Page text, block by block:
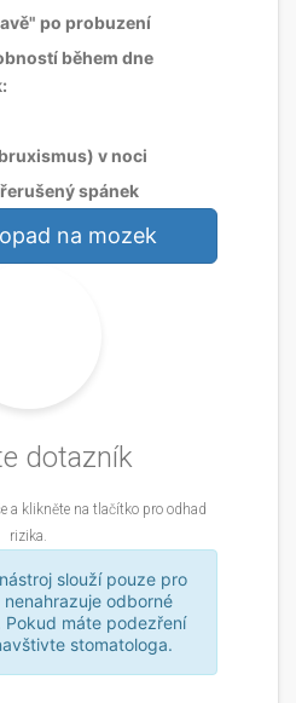
po probuzení
během dne
v noci
spánek
na mozek
dotazník
a klikněte na tlačítko pro odhad
rizika.
slouží pouze pro
odborné
Pokud máte podezření
stomatologa.